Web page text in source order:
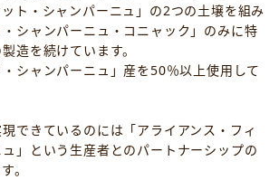
ト・シャンパーニュ」の2つの土壌を組み
シャンパーニュ・コニャック」のみに特
造を続けています。
シャンパーニュ」産を50％以上使用して
できているのには「アライアンス・フィ
」という生産者とのパートナーシップの
。